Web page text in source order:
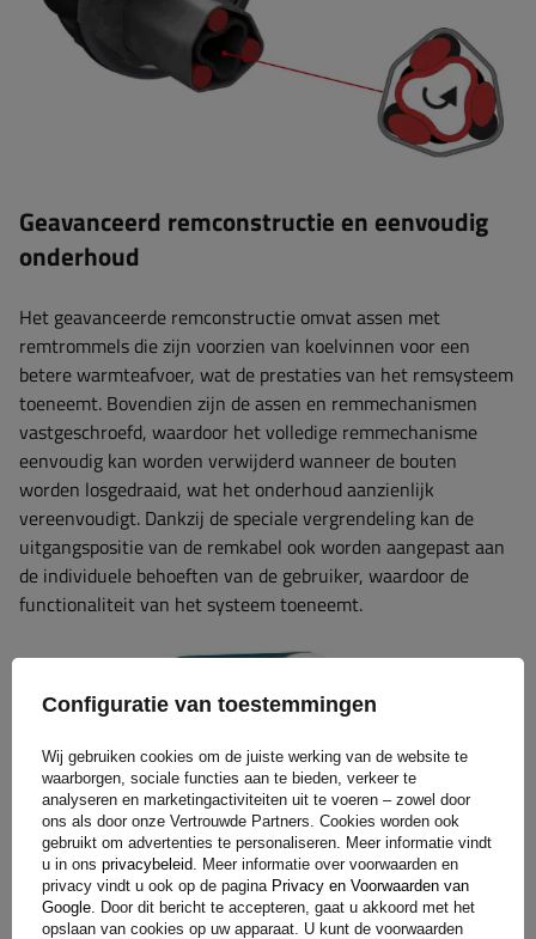
Geavanceerd remconstructie en eenvoudig
onderhoud
Het geavanceerde remconstructie omvat assen met
remtrommels die zijn voorzien van koelvinnen voor een
betere warmteafvoer, wat de prestaties van het remsysteem
toeneemt. Bovendien zijn de assen en remmechanismen
vastgeschroefd, waardoor het volledige remmechanisme
eenvoudig kan worden verwijderd wanneer de bouten
worden losgedraaid, wat het onderhoud aanzienlijk
vereenvoudigt. Dankzij de speciale vergrendeling kan de
uitgangspositie van de remkabel ook worden aangepast aan
de individuele behoeften van de gebruiker, waardoor de
functionaliteit van het systeem toeneemt.
Configuratie van toestemmingen
Wij gebruiken cookies om de juiste werking van de website te
waarborgen, sociale functies aan te bieden, verkeer te
analyseren en marketingactiviteiten uit te voeren – zowel door
ons als door onze Vertrouwde Partners. Cookies worden ook
gebruikt om advertenties te personaliseren. Meer informatie vindt
u in ons privacybeleid . Meer informatie over voorwaarden en
privacy vindt u ook op de pagina Privacy en Voorwaarden van
Google . Door dit bericht te accepteren, gaat u akkoord met het
opslaan van cookies op uw apparaat. U kunt de voorwaarden